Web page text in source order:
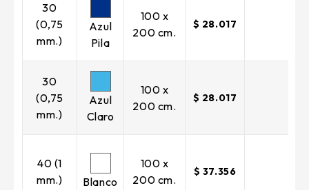
30
(0,75
mm.)
Azul
Pila
100 x
200 cm.
$ 28.017
30
(0,75
mm.)
Azul
Claro
100 x
200 cm.
$ 28.017
40 (1
mm.)
Blanco
100 x
200 cm.
$ 37.356